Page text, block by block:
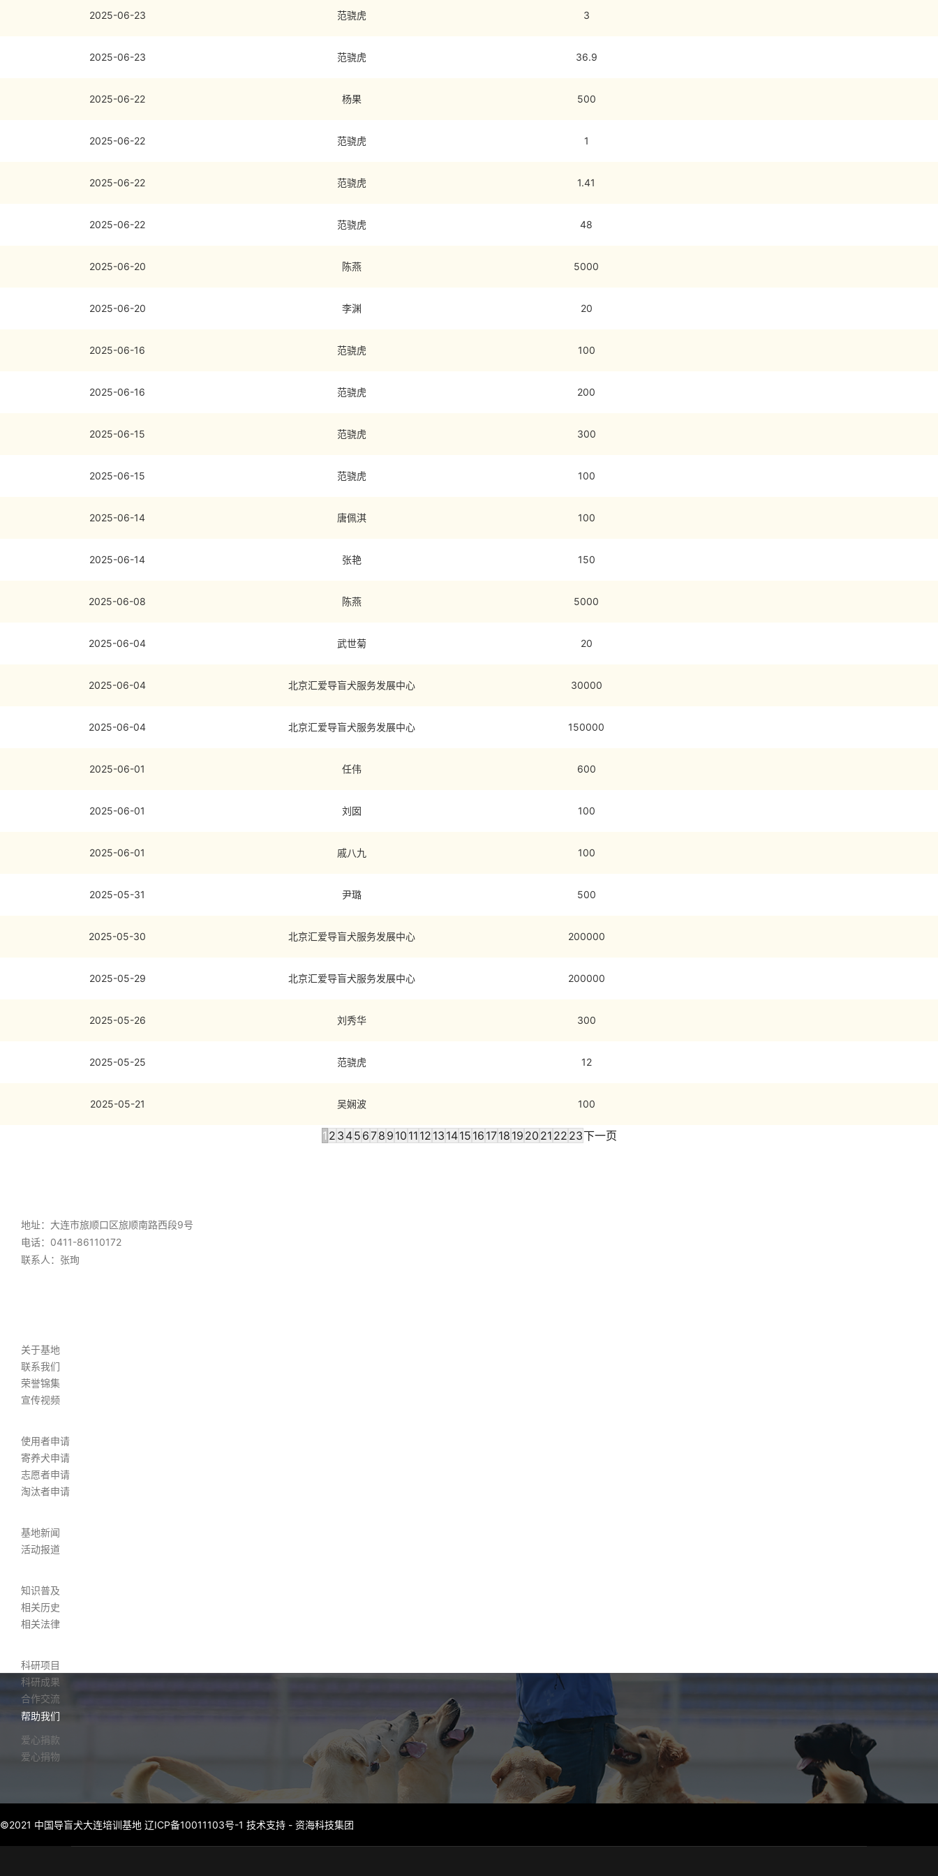
2025-06-23 范骁虎 3
2025-06-23 范骁虎 36.9
2025-06-22 杨果 500
2025-06-22 范骁虎 1
2025-06-22 范骁虎 1.41
2025-06-22 范骁虎 48
2025-06-20 陈燕 5000
2025-06-20 李渊 20
2025-06-16 范骁虎 100
2025-06-16 范骁虎 200
2025-06-15 范骁虎 300
2025-06-15 范骁虎 100
2025-06-14 唐佩淇 100
2025-06-14 张艳 150
2025-06-08 陈燕 5000
2025-06-04 武世菊 20
2025-06-04 北京汇爱导盲犬服务发展中心 30000
2025-06-04 北京汇爱导盲犬服务发展中心 150000
2025-06-01 任伟 600
2025-06-01 刘囡 100
2025-06-01 戚八九 100
2025-05-31 尹璐 500
2025-05-30 北京汇爱导盲犬服务发展中心 200000
2025-05-29 北京汇爱导盲犬服务发展中心 200000
2025-05-26 刘秀华 300
2025-05-25 范骁虎 12
2025-05-21 吴娴波 100
1 2 3 45 678 9 10 11 12 13 1415 16 1718 19 20 21 22 23下一页
地址：大连市旅顺口区旅顺南路西段9号
电话：0411-86110172
联系人：张珣
关于基地
联系我们
荣誉锦集
宣传视频
使用者申请
寄养犬申请
志愿者申请
淘汰者申请
基地新闻
活动报道
知识普及
相关历史
相关法律
科研项目
科研成果
合作交流
帮助我们
爱心捐款
爱心捐物
©2021 中国导盲犬大连培训基地 辽ICP备10011103号-1 技术支持 - 资海科技集团